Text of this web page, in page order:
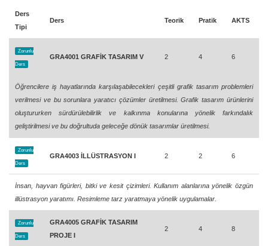
Ders
Tipi
Ders Teorik Pratik AKTS
Zorunlu
Ders
GRA4001 GRAFİK TASARIM V 2 4 6
Öğrencilere iş hayatlarında karşılaşabilecekleri çeşitli grafik tasarım problemleri
verilmesi ve bu sorunlara yaratıcı çözümler üretilmesi. Grafik tasarım ürünlerini
oluştururken sürdürülebilirlik ve kalkınma konularına yönelik farkındalık
geliştirilmesi ve bu doğrultuda geleceğe dönük tasarımlar üretilmesi.
Zorunlu
Ders
GRA4003 İLLÜSTRASYON I 2 2 6
İnsan, hayvan figürleri, bitki ve kesit çizimleri. Kullanım alanlarına yönelik özgün
illüstrasyon yaratımı. Resimleme tarz yaratmaya yönelik uygulamalar.
Zorunlu
Ders
GRA4005 GRAFİK TASARIM
PROJE I
2 4 8